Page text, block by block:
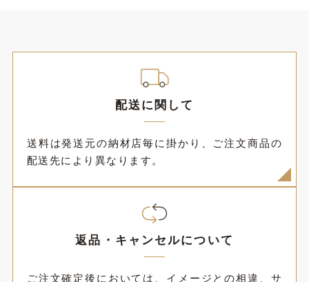
配送に関して
送料は発送元の納材店毎に掛かり、ご注文商品の
配送先により異なります。
返品・キャンセルについて
ご注文確定後においては、イメージとの相違、サ